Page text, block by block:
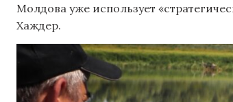
Молдова уже использует
Хаждер.